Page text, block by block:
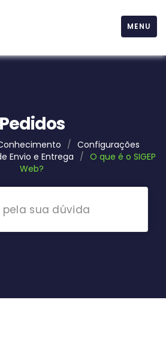
MENU
Pedidos
/ Configurações
Envio e Entrega / O que é o SIGEP
Web?